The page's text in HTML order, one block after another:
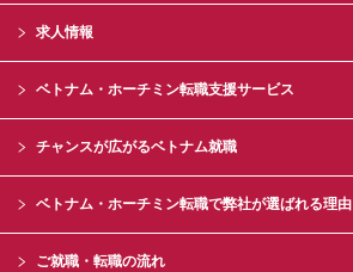
求人情報
ベトナム・ホーチミン転職支援サービス
チャンスが広がるベトナム就職
ベトナム・ホーチミン転職で弊社が選ばれる理由
ご就職・転職の流れ